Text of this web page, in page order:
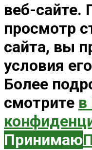
веб-сайте.
просмотр
сайта, вы
условия
Более
смотрите в
Принимаю